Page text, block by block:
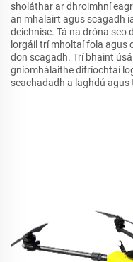
sholáthar ar dhroimhní
an mhalairt agus scagadh
deichnise. Tá na dróna seo
lorgáil trí mholtaí fola agus
don scagadh. Trí bhaint
gníomhálaithe difríochtaí
seachadadh a laghdú